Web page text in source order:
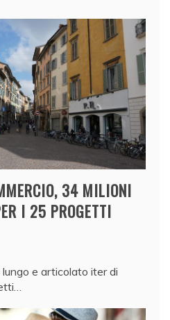
34 MILIONI
I 25 PROGETTI
lungo e articolato iter di